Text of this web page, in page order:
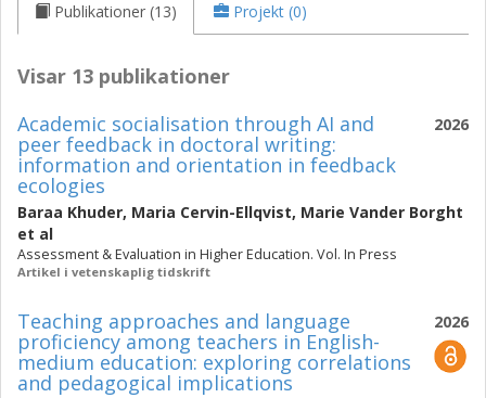
Publikationer (13) Projekt (0)
Visar 13 publikationer
2026
Academic socialisation through AI and
peer feedback in doctoral writing:
information and orientation in feedback
ecologies
Baraa Khuder, Maria Cervin-Ellqvist, Marie Vander Borght
et al
Assessment & Evaluation in Higher Education. Vol. In Press
Artikel i vetenskaplig tidskrift
2026
Teaching approaches and language
proficiency among teachers in English-
medium education: exploring correlations
and pedagogical implications